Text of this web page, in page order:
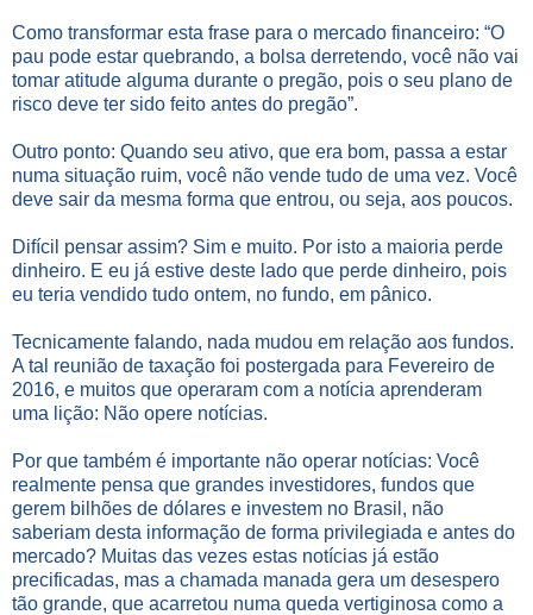
Como transformar esta frase para o mercado financeiro: “O
pau pode estar quebrando, a bolsa derretendo, você não vai
tomar atitude alguma durante o pregão, pois o seu plano de
risco deve ter sido feito antes do pregão”.
Outro ponto: Quando seu ativo, que era bom, passa a estar
numa situação ruim, você não vende tudo de uma vez. Você
deve sair da mesma forma que entrou, ou seja, aos poucos.
Difícil pensar assim? Sim e muito. Por isto a maioria perde
dinheiro. E eu já estive deste lado que perde dinheiro, pois
eu teria vendido tudo ontem, no fundo, em pânico.
Tecnicamente falando, nada mudou em relação aos fundos.
A tal reunião de taxação foi postergada para Fevereiro de
2016, e muitos que operaram com a notícia aprenderam
uma lição: Não opere notícias.
Por que também é importante não operar notícias: Você
realmente pensa que grandes investidores, fundos que
gerem bilhões de dólares e investem no Brasil, não
saberiam desta informação de forma privilegiada e antes do
mercado? Muitas das vezes estas notícias já estão
precificadas, mas a chamada manada gera um desespero
tão grande, que acarretou numa queda vertiginosa como a